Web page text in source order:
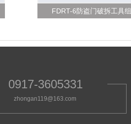
FDRT-6防盗门破拆工具组
0917-3605331
zhongan119@163.com